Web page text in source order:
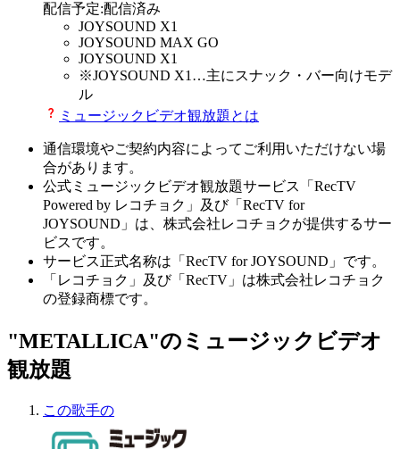
配信予定:配信済み
JOYSOUND X1
JOYSOUND MAX GO
JOYSOUND X1
※JOYSOUND X1 …主にスナック・バー向けモデ
ル
ミュージックビデオ観放題とは
通信環境やご契約内容によってご利用いただけない場
合があります。
公式ミュージックビデオ観放題サービス「RecTV
Powered by レコチョク」及び「RecTV for
JOYSOUND」は、株式会社レコチョクが提供するサー
ビスです。
サービス正式名称は「RecTV for JOYSOUND」です。
「レコチョク」及び「RecTV」は株式会社レコチョク
の登録商標です。
"METALLICA"のミュージックビデオ
観放題
この歌手の